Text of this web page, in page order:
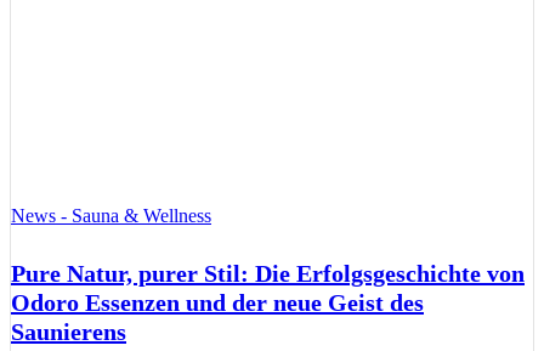
News - Sauna & Wellness
Pure Natur, purer Stil: Die Erfolgsgeschichte von
Odoro Essenzen und der neue Geist des
Saunierens